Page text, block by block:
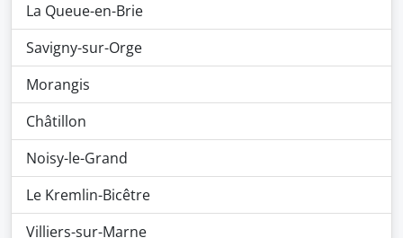
La Queue-en-Brie
Savigny-sur-Orge
Morangis
Châtillon
Noisy-le-Grand
Le Kremlin-Bicêtre
Villiers-sur-Marne